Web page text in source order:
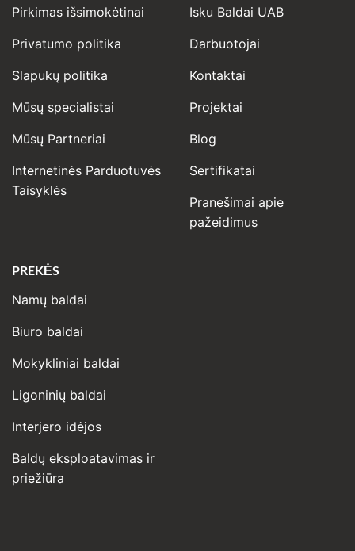
Pirkimas išsimokėtinai
Privatumo politika
Slapukų politika
Mūsų specialistai
Mūsų Partneriai
Internetinės Parduotuvės
Taisyklės
Isku Baldai UAB
Darbuotojai
Kontaktai
Projektai
Blog
Sertifikatai
Pranešimai apie
pažeidimus
PREKĖS
Namų baldai
Biuro baldai
Mokykliniai baldai
Ligoninių baldai
Interjero idėjos
Baldų eksploatavimas ir
priežiūra